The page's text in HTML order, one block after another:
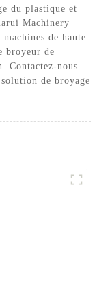
du plastique et
Machinery
de haute
broyeur de
Contactez-nous
de broyage